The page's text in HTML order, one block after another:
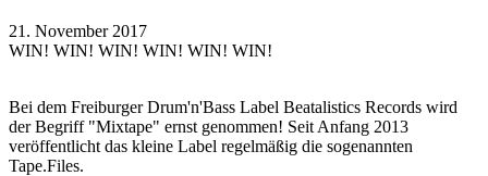
21. November 2017
WIN! WIN! WIN! WIN! WIN! WIN!
Bei dem Freiburger Drum'n'Bass Label Beatalistics Records wird
der Begriff "Mixtape" ernst genommen! Seit Anfang 2013
veröffentlicht das kleine Label regelmäßig die sogenannten
Tape.Files.